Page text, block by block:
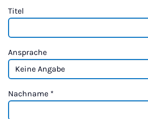
Titel
Ansprache
Nachname *